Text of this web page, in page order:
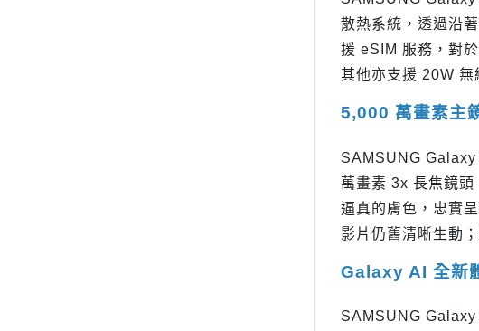
散熱系統，透過沿
援 eSIM 服務，對
其他亦支援 20W 無
5,000 萬畫素主
SAMSUNG
萬畫素 3x 長焦鏡
逼真的膚色，忠實
影片仍舊清晰生動
Galaxy AI 全新
SAMSUNG Galaxy